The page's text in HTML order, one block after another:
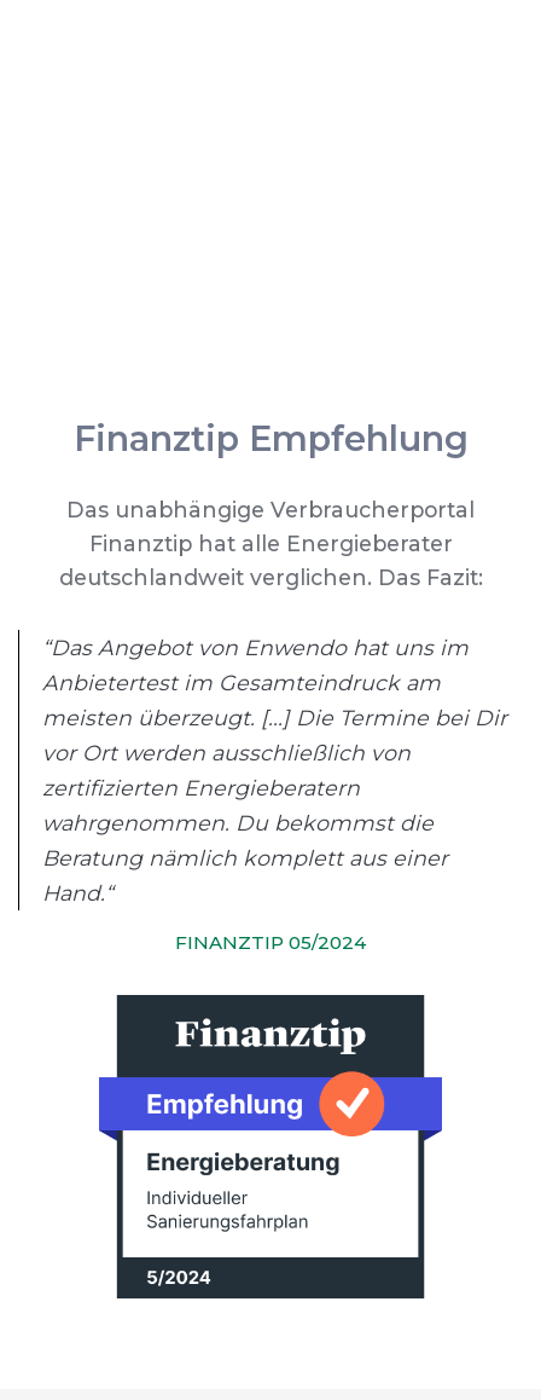
Finanztip Empfehlung
Das unabhängige Verbraucherportal
Finanztip hat alle Energieberater
deutschlandweit verglichen. Das Fazit:
“Das Angebot von Enwendo hat uns im
Anbietertest im Gesamteindruck am
meisten überzeugt. [...] Die Termine bei Dir
vor Ort werden ausschließlich von
zertifizierten Energieberatern
wahrgenommen. Du bekommst die
Beratung nämlich komplett aus einer
Hand.“
FINANZTIP 05/2024